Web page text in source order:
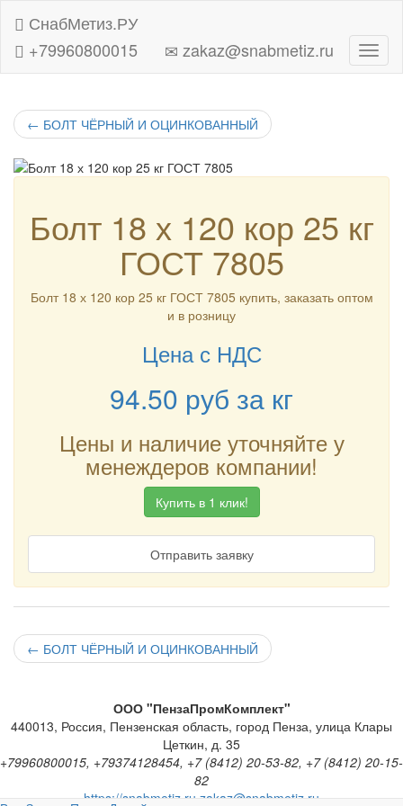
СнабМетиз.РУ
+79960800015
zakaz@snabmetiz.ru
← БОЛТ ЧЁРНЫЙ И ОЦИНКОВАННЫЙ
Болт 18 х 120 кор 25 кг
ГОСТ 7805
Болт 18 х 120 кор 25 кг ГОСТ 7805 купить, заказать оптом
и в розницу
Цена с НДС
94.50 руб за кг
Цены и наличие уточняйте у
менеждеров компании!
Купить в 1 клик!
Отправить заявку
← БОЛТ ЧЁРНЫЙ И ОЦИНКОВАННЫЙ
ООО "ПензаПромКомплект"
440013, Россия, Пензенская область, город Пенза, улица Клары
Цеткин, д. 35
+79960800015, +79374128454, +7 (8412) 20-53-82, +7 (8412) 20-15-
82
https://snabmetiz.ru zakaz@snabmetiz.ru